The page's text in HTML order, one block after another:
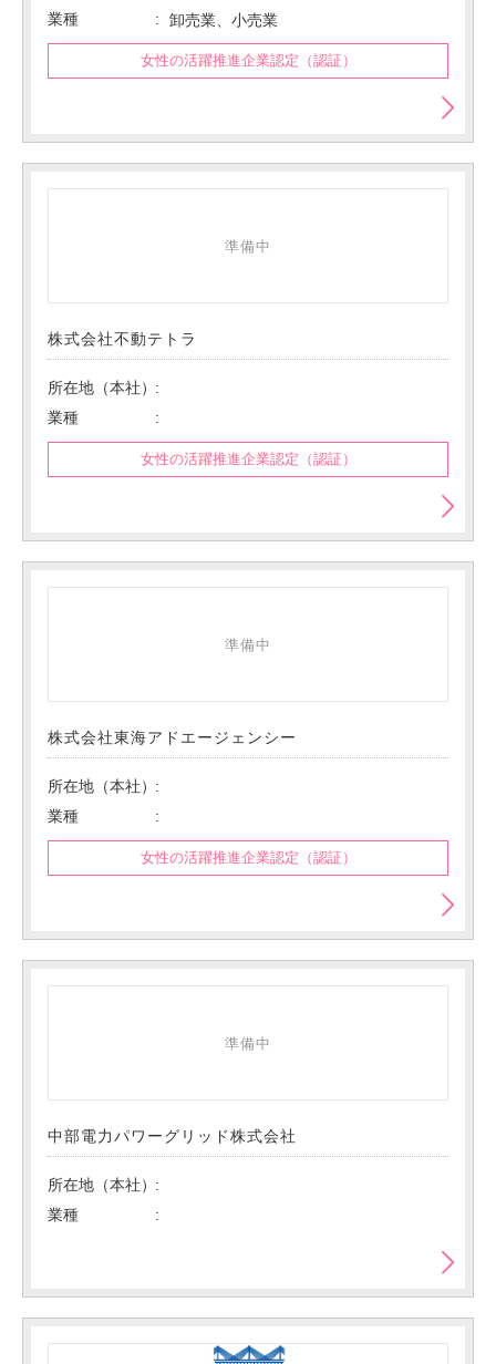
業種
卸売業、小売業
女性の活躍推進企業認定（認証）
準備中
株式会社不動テトラ
所在地（本社）
業種
女性の活躍推進企業認定（認証）
準備中
株式会社東海アドエージェンシー
所在地（本社）
業種
女性の活躍推進企業認定（認証）
準備中
中部電力パワーグリッド株式会社
所在地（本社）
業種